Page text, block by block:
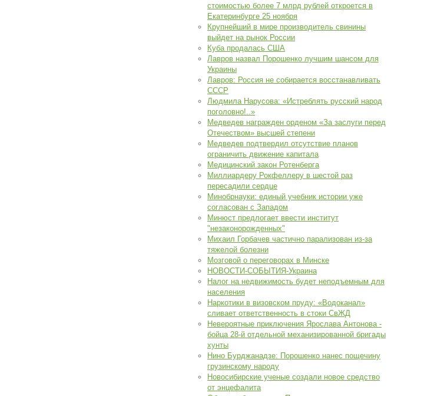
стоимостью более 7 млрд рублей откроется в
Екатеринбурге 25 ноября
Крупнейший в мире производитель свинины
выйдет на рынок России
Куба продалась США
Лавров назвал Порошенко лучшим шансом для
Украины
Лавров: Россия не собирается восстанавливать
СССР
Людмила Нарусова: «Истреблять русский народ
поголовно!..»
Медведев награжден орденом «За заслуги перед
Отечеством» высшей степени
Медведев подтвердил отсутствие планов
ограничить движение капитала
Медицинский закон Ротенберга
Миллиардеру Рокфеллеру в шестой раз
пересадили сердце
Минобрнауки: единый учебник истории уже
согласован с Западом
Минюст предлогает ввести институт
"незаконорожденных"
Михаил Горбачев частично парализован из-за
тяжелой болезни
Мозговой о переговорах в Минске
НОВОСТИ-СОБЫТИЯ-Украина
Налог на недвижимость будет неподъемным для
населения
Наркотики в визовском пруду: «Водоканал»
сливает ответственность в стоки СвЖД
Невероятные приключения Ярослава Антонова -
бойца 28-й отдельной механизированной бригады
хунты
Нино Бурджанадзе: Порошенко нанес пощечину
грузинскому народу
Новосибирские ученые создали новое средство
от энцефалита